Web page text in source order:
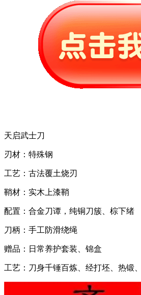
天启武士刀
刃材：特殊钢
工艺：古法覆土烧刃
鞘材：实木上漆鞘
配置：合金刀谭，纯铜刀簇、棕下绪
刀柄：手工防滑绕绳
赠品：日常养护套装、锦盒
工艺：刀身千锤百炼、经打坯、热锻